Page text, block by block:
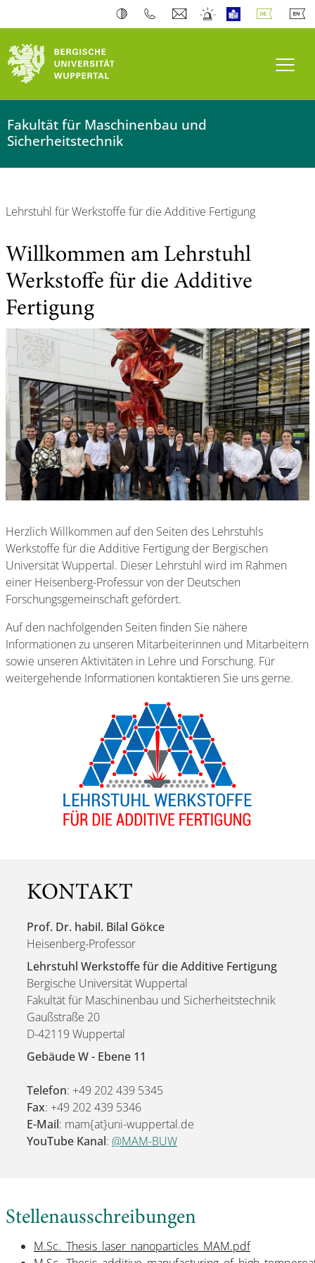
Fakultät für Maschinenbau und
Sicherheitstechnik
Lehrstuhl für Werkstoffe für die Additive Fertigung
Willkommen am Lehrstuhl
Werkstoffe für die Additive
Fertigung
Herzlich Willkommen auf den Seiten des Lehrstuhls
Werkstoffe für die Additive Fertigung der Bergischen
Universität Wuppertal. Dieser Lehrstuhl wird im Rahmen
einer Heisenberg-Professur von der Deutschen
Forschungsgemeinschaft gefördert.
Auf den nachfolgenden Seiten finden Sie nähere
Informationen zu unseren Mitarbeiterinnen und Mitarbeitern
sowie unseren Aktivitäten in Lehre und Forschung. Für
weitergehende Informationen kontaktieren Sie uns gerne.
KONTAKT
Prof. Dr. habil. Bilal Gökce
Heisenberg-Professor
Lehrstuhl Werkstoffe für die Additive Fertigung
Bergische Universität Wuppertal
Fakultät für Maschinenbau und Sicherheitstechnik
Gaußstraße 20
D-42119 Wuppertal
Gebäude W - Ebene 11
Telefon: +49 202 439 5345
Fax: +49 202 439 5346
E-Mail: mam{at}uni-wuppertal.de
YouTube Kanal: @MAM-BUW
Stellenausschreibungen
M.Sc._Thesis_laser_nanoparticles_MAM.pdf